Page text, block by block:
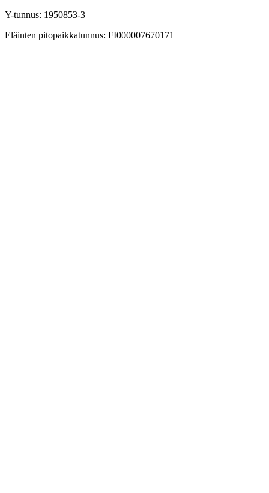
Y-tunnus: 1950853-3
Eläinten pitopaikkatunnus: FI000007670171